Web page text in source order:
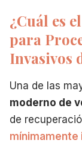
¿Cuál es
para
Invasivos
Una de las
moderno de
de
mínimamente